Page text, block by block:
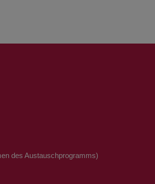
des Austauschprogramms)